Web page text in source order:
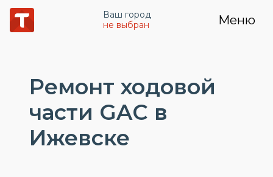
Ваш город
не выбран
Меню
Ремонт ходовой
части GAC в
Ижевске